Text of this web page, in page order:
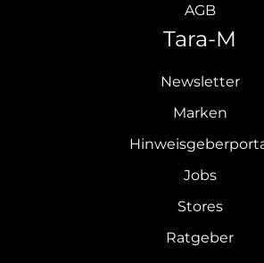
AGB
Tara-M
Newsletter
Marken
Jobs
Stores
Ratgeber